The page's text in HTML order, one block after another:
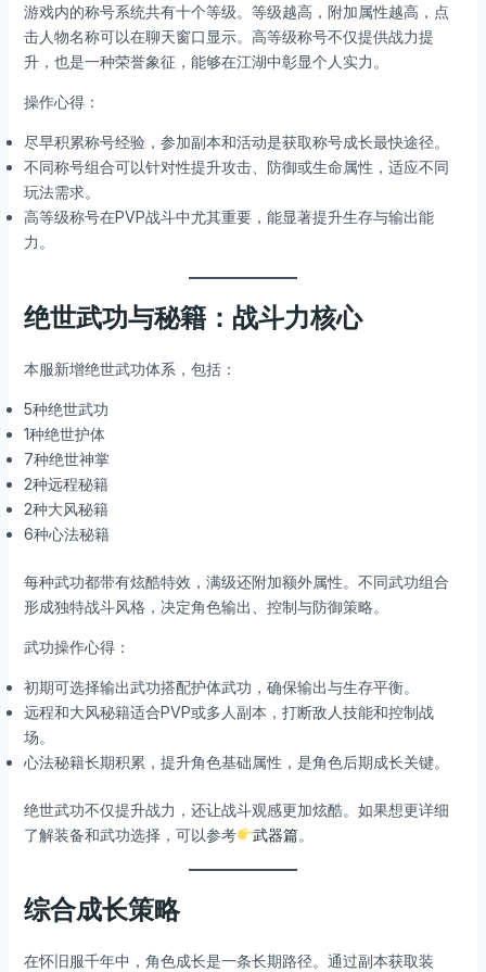
游戏内的称号系统共有十个等级。等级越高，附加属性越高，点
击人物名称可以在聊天窗口显示。高等级称号不仅提供战力提
升，也是一种荣誉象征，能够在江湖中彰显个人实力。
操作心得：
尽早积累称号经验，参加副本和活动是获取称号成长最快途径。
不同称号组合可以针对性提升攻击、防御或生命属性，适应不同
玩法需求。
高等级称号在PVP战斗中尤其重要，能显著提升生存与输出能
力。
绝世武功与秘籍：战斗力核心
本服新增绝世武功体系，包括：
5种绝世武功
1种绝世护体
7种绝世神掌
2种远程秘籍
2种大风秘籍
6种心法秘籍
每种武功都带有炫酷特效，满级还附加额外属性。不同武功组合
形成独特战斗风格，决定角色输出、控制与防御策略。
武功操作心得：
初期可选择输出武功搭配护体武功，确保输出与生存平衡。
远程和大风秘籍适合PVP或多人副本，打断敌人技能和控制战
场。
心法秘籍长期积累，提升角色基础属性，是角色后期成长关键。
绝世武功不仅提升战力，还让战斗观感更加炫酷。如果想更详细
了解装备和武功选择，可以参考
武器篇。
综合成长策略
在怀旧服千年中，角色成长是一条长期路径。通过副本获取装